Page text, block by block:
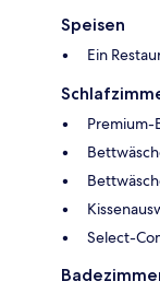
Speisen
Ein
Select-